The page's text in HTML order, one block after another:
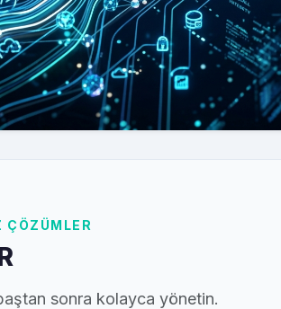
sonra kolayca yönetin.